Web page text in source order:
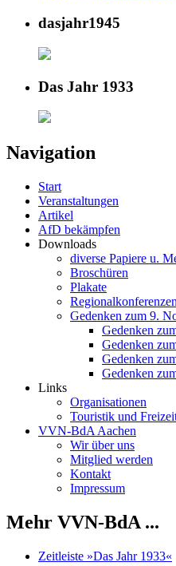
dasjahr1945
Das Jahr 1933
Navigation
Start
Veranstaltungen
Artikel
AfD bekämpfen
Downloads
diverse Papiere u.
Broschüren
Plakate
Regionalkonferenzen
Gedenken zum 9.
Gedenken
Gedenken
Gedenken
Gedenken
Links
Organisationen
Touristik und
VVN-BdA Aachen
Wir über uns
Mitglied werden
Kontakt
Impressum
Mehr VVN-BdA ...
Zeitleiste »Das Jahr 1933«